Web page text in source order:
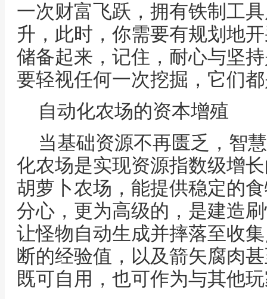
一次财富飞跃，拥有铁制工
升，此时，你需要有规划地
储备起来，记住，耐心与坚
要轻视任何一次挖掘，它们
自动化农场的资本增殖
当基础资源不再匮乏，智
化农场是实现资源指数级增
胡萝卜农场，能提供稳定的
分心，更为高级的，是建造
让怪物自动生成并摔落至收
断的经验值，以及箭矢腐肉
既可自用，也可作为与其他